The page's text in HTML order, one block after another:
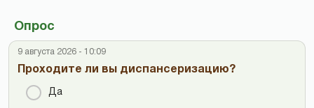
Опрос
9 августа 2026 - 10:09
Проходите ли вы диспансеризацию?
Да